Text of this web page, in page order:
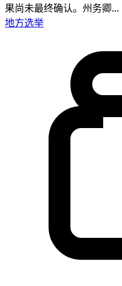
果尚未最终确认。州务卿...
地方选举